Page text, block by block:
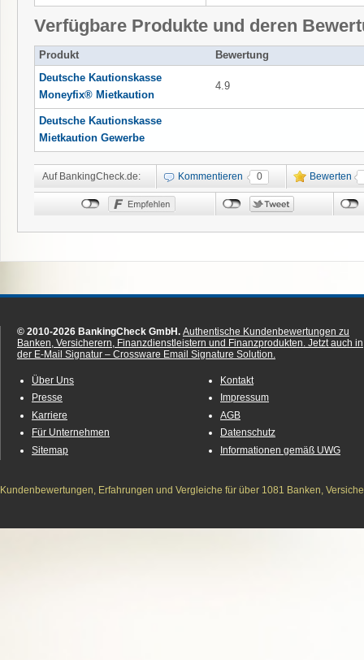
Verfügbare Produkte und deren
Produkt
Bewertung
Deutsche Kautionskasse
Moneyfix® Mietkaution
4.9
Deutsche Kautionskasse
Mietkaution Gewerbe
Auf BankingCheck.de: Kommentieren 0 Bewerten
© 2010-2026 BankingCheck GmbH. Authentische Kundenbewertungen zu
Banken, Versicherern, Finanzdienstleistern und Finanzprodukten. Jetzt auch in
der E-Mail Signatur – Crossware Email Signature Solution.
Über Uns
Presse
Karriere
Für Unternehmen
Sitemap
Kontakt
Impressum
AGB
Datenschutz
Informationen gemäß UWG
Kundenbewertungen, Erfahrungen und Vergleiche für über 1081 Banken,